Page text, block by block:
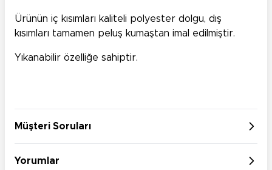
Ürünün iç kısımları kaliteli polyester dolgu, dış
kısımları tamamen peluş kumaştan imal edilmiştir.
Yıkanabilir özelliğe sahiptir.
Müşteri Soruları
Yorumlar